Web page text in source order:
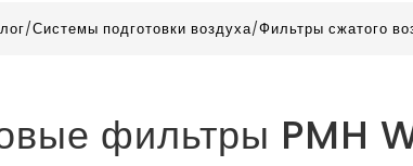
/Системы подготовки воздуха/Фильтры сжатого
фильтры PMH